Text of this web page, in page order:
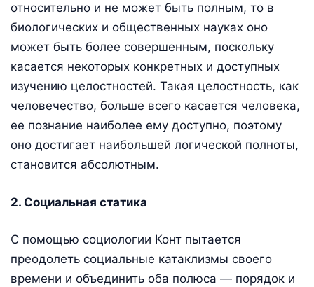
относительно и не может быть полным, то в
биологических и общественных науках оно
может быть более совершенным, поскольку
касается некоторых конкретных и доступных
изучению целостностей. Такая целостность, как
человечество, больше всего касается человека,
ее познание наиболее ему доступно, поэтому
оно достигает наибольшей логической полноты,
становится абсолютным.
2. Социальная статика
С помощью социологии Конт пытается
преодолеть социальные катаклизмы своего
времени и объединить оба полюса — порядок и